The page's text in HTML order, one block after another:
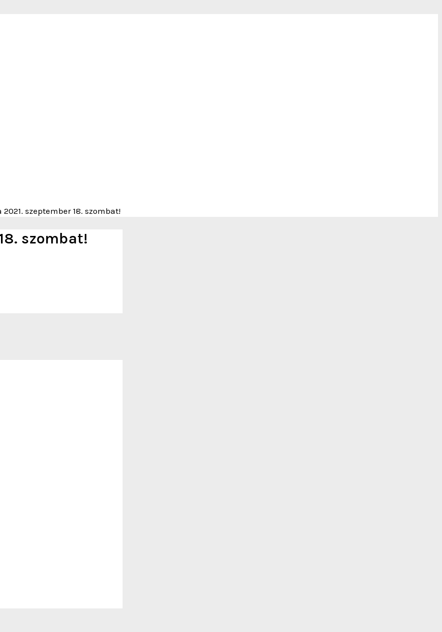
2021. szeptember 18. szombat!
szombat!